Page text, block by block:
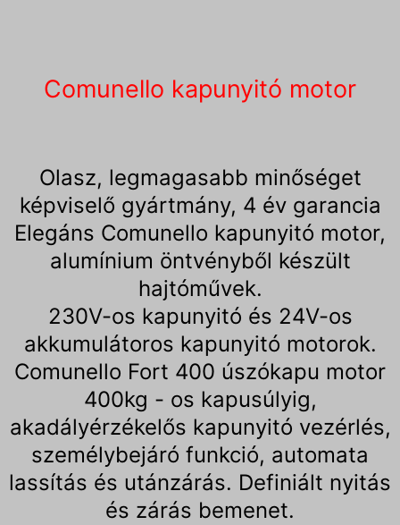
Comunello kapunyitó motor
Olasz, legmagasabb minőséget
képviselő gyártmány, 4 év garancia
Elegáns Comunello kapunyitó motor,
alumínium öntvényből készült
hajtóművek.
230V-os kapunyitó és 24V-os
akkumulátoros kapunyitó motorok.
Comunello Fort 400 úszókapu motor
400kg - os kapusúlyig,
akadályérzékelős kapunyitó vezérlés,
személybejáró funkció, automata
lassítás és utánzárás. Definiált nyitás
és zárás bemenet.